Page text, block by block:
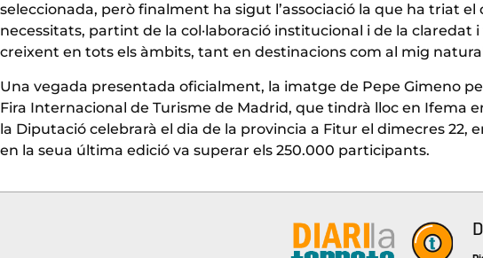
seleccionada, però finalment ha sigut l’associació la que ha triat el
necessitats, partint de la col·laboració institucional i de la
creixent en tots els àmbits, tant en destinacions com al mig
Una vegada presentada oficialment, la imatge de Pepe Gimeno
Fira Internacional de Turisme de Madrid, que tindrà lloc en Ifema
la Diputació celebrarà el dia de la provincia a Fitur el dimecres 22,
en la seua última edició va superar els 250.000 participants.